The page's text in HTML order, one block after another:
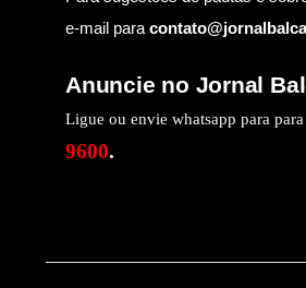
e-mail para
Anuncie no Jornal
Ligue ou envie whatsapp para para
9600.